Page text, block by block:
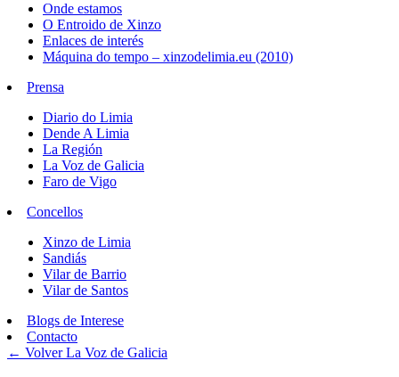
Onde estamos
O Entroido de Xinzo
Enlaces de interés
Máquina do tempo – xinzodelimia.eu (2010)
Prensa
Diario do Limia
Dende A Limia
La Región
La Voz de Galicia
Faro de Vigo
Concellos
Xinzo de Limia
Sandiás
Vilar de Barrio
Vilar de Santos
Blogs de Interese
Contacto
← VolverLa Voz de Galicia